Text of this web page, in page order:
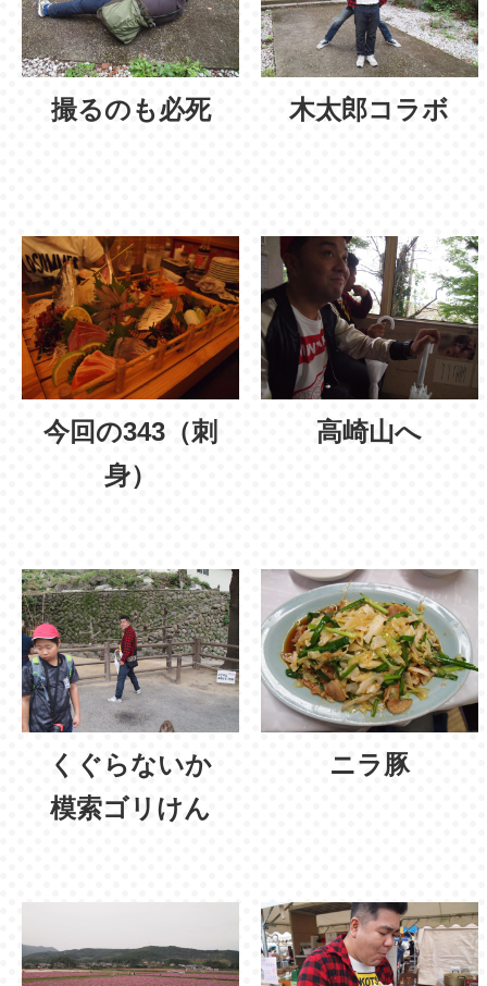
撮るのも必死 木太郎コラボ
今回の343（刺
身）
高崎山へ
くぐらないか
模索ゴリけん
ニラ豚